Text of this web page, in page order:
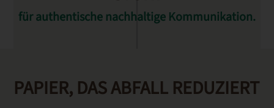
für authentische nachhaltige Kommunikation.
für authentische nachhaltige Kommunikation.
für authentische nachhaltige Kommunikation.
für authentische nachhaltige Kommunikation.
für authentische nachhaltige Kommunikation.
PAPIER, DAS ABFALL REDUZIERT